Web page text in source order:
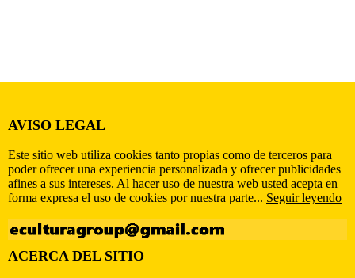
AVISO LEGAL
Este sitio web utiliza cookies tanto propias como de terceros para
poder ofrecer una experiencia personalizada y ofrecer publicidades
afines a sus intereses. Al hacer uso de nuestra web usted acepta en
forma expresa el uso de cookies por nuestra parte... Seguir leyendo
ACERCA DEL SITIO